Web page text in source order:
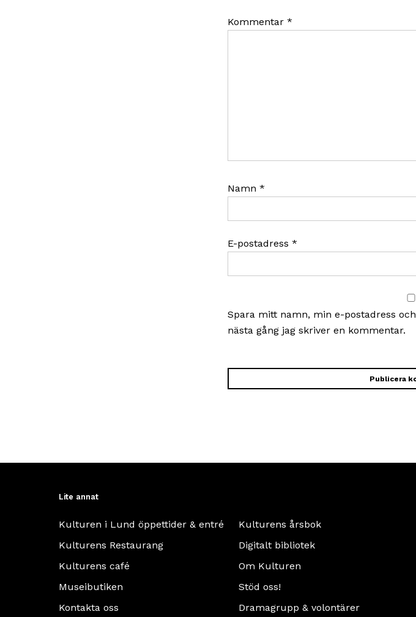
Kommentar *
Namn *
E-postadress *
Spara mitt namn, min e-postadress
nästa gång jag skriver en kommentar.
Lite annat
Kulturen i Lund öppettider & entré
Kulturens Restaurang
Kulturens café
Museibutiken
Kontakta oss
Kulturens årsbok
Digitalt bibliotek
Om Kulturen
Stöd oss!
Dramagrupp & volontärer